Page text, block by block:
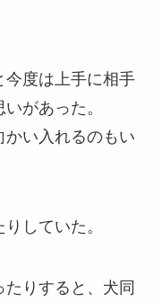
今度は上手に相手
があった。
かい入れるのもい
していた。
りすると、犬同